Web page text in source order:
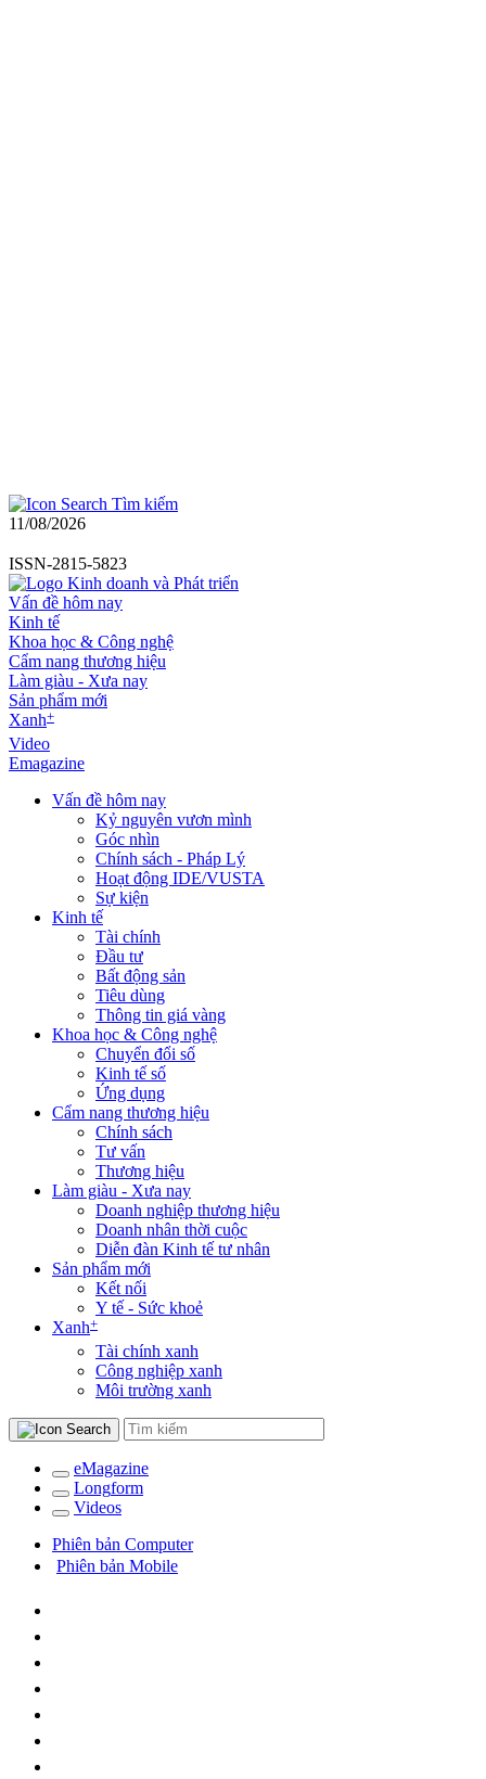
Tìm kiếm
11/08/2026
ISSN-2815-5823
Vấn đề hôm nay
Kinh tế
Khoa học & Công nghệ
Cẩm nang thương hiệu
Làm giàu - Xưa nay
Sản phẩm mới
Xanh+
Video
Emagazine
Vấn đề hôm nay
Kỷ nguyên vươn mình
Góc nhìn
Chính sách - Pháp Lý
Hoạt động IDE/VUSTA
Sự kiện
Kinh tế
Tài chính
Đầu tư
Bất động sản
Tiêu dùng
Thông tin giá vàng
Khoa học & Công nghệ
Chuyển đổi số
Kinh tế số
Ứng dụng
Cẩm nang thương hiệu
Chính sách
Tư vấn
Thương hiệu
Làm giàu - Xưa nay
Doanh nghiệp thương hiệu
Doanh nhân thời cuộc
Diễn đàn Kinh tế tư nhân
Sản phẩm mới
Kết nối
Y tế - Sức khoẻ
Xanh+
Tài chính xanh
Công nghiệp xanh
Môi trường xanh
eMagazine
Longform
Videos
Phiên bản Computer
Phiên bản Mobile